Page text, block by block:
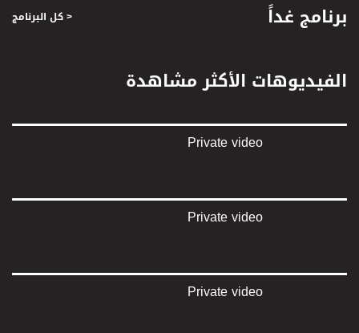
برنامج غداً < كل البرنامج
الفيديوهات الأكثر مشاهدة
Private video
Private video
Private video